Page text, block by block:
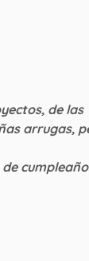
de las
arrugas,